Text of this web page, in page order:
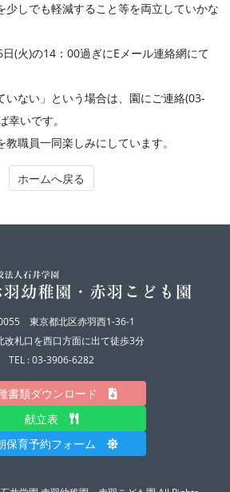
少しでも軽減すること等を両立していかな
(火)の14：00過ぎにEメール連絡網にて
いない」という場合は、園にご連絡(03-
いです。
職員一同楽しみにしています。
ホームへ戻る
東京都北区赤羽西1-36-1
改札口を西口方面に出て徒歩3分
TEL : 03-3906-6282
書類ダウンロード
献立表
保育予約フォーム